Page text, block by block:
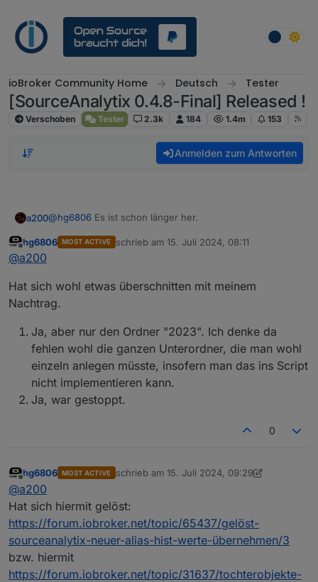
ioBroker Community Home Deutsch Tester
[SourceAnalytix 0.4.8-Final] Released !
Verschoben Tester 2.3k 184 1.4m 153
Anmelden zum Antworten
a200@hg6806 Es ist schon länger her.
Hast du deinen neuen Datenpunkt:
Hast du Sourceanalytix-Adapter davor gestoppt?
Offline
hg6806 MOST ACTIVE schrieb am 15. Juli 2024, 08:11
zuletzt editiert von
@a200
Hat sich wohl etwas überschnitten mit meinem
Nachtrag.
Ja, aber nur den Ordner "2023". Ich denke da
fehlen wohl die ganzen Unterordner, die man wohl
einzeln anlegen müsste, insofern man das ins Script
nicht implementieren kann.
Ja, war gestoppt.
0
Offline
hg6806 MOST ACTIVE schrieb am 15. Juli 2024, 09:29
zuletzt editiert von hg6806
@a200
Hat sich hiermit gelöst:
https://forum.iobroker.net/topic/65437/gelöst-
sourceanalytix-neuer-alias-hist-werte-übernehmen/3
bzw. hiermit
https://forum.iobroker.net/topic/31637/tochterobjekte-